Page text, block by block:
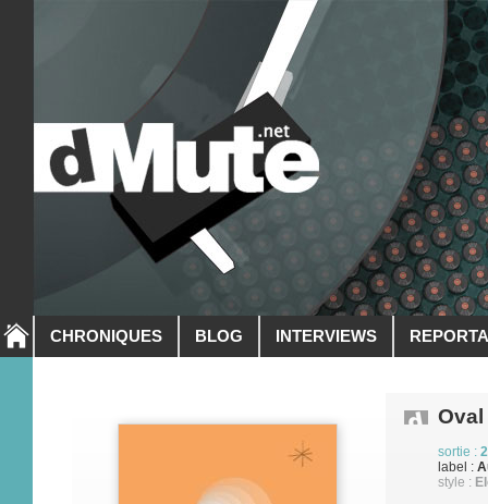
CHRONIQUES BLOG INTERVIEWS
Oval
sortie :
label :
style :